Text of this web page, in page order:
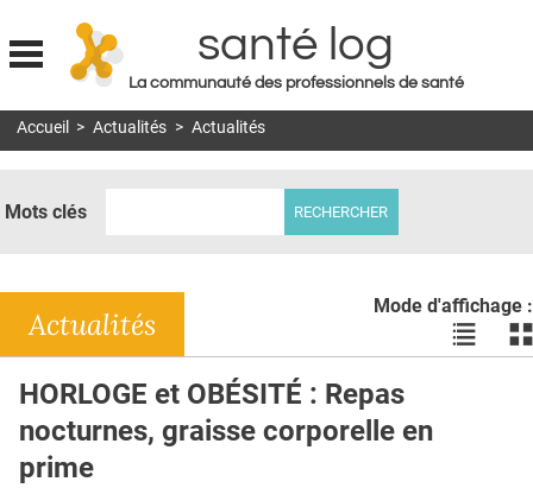
Jump to navigation
santé log
La communauté des professionnels de santé
MON COMPTE
DOSSIERS
RÉSEAUX
E-REVUE SAD
THÉMA
Accueil > Actualités > Actualités
Mots clés
Mode d'affichage :
Voir
les
les
Actualités
HORLOGE et OBÉSITÉ : Repas
nocturnes, graisse corporelle en
prime